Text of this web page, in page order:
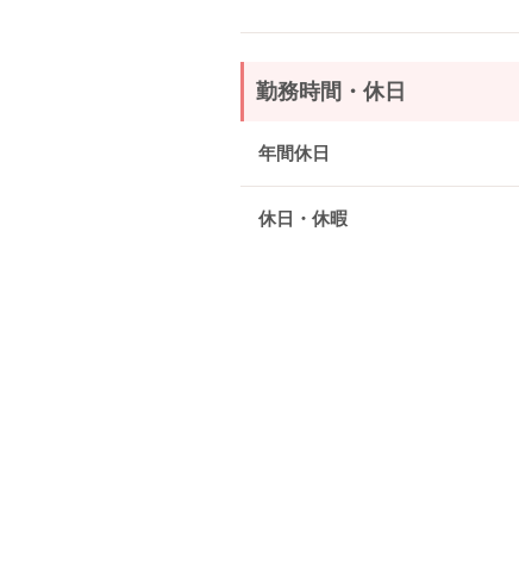
勤務時間・休日
年間休日
休日・休暇